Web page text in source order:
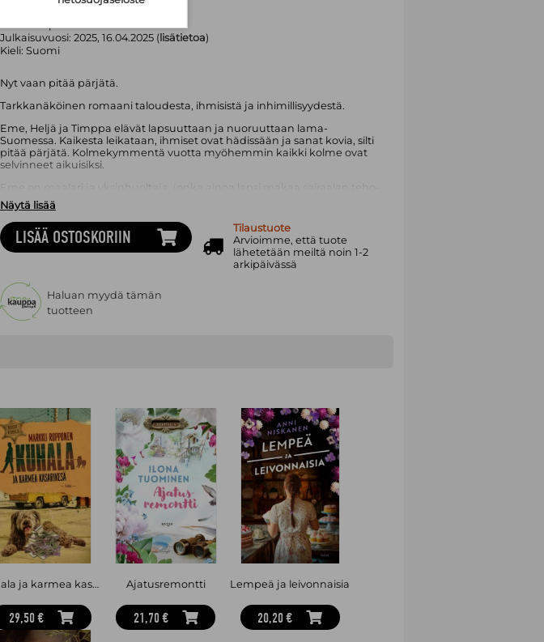
Julkaisuvuosi: 2025, 16.04.2025 (lisätietoa)
Kieli: Suomi
Nyt vaan pitää pärjätä.
Tarkkanäköinen romaani taloudesta, ihmisistä ja inhimillisyydestä.
Eme, Heljä ja Timppa elävät lapsuuttaan ja nuoruuttaan lama-
Suomessa. Kaikesta leikataan, ihmiset ovat hädissään ja sanat kovia, silti
pitää pärjätä. Kolmekymmentä vuotta myöhemmin kaikki kolme ovat
selvinneet aikuisiksi.
Eme on maalari ja yksinhuoltaja, jonka ainoa lapsi makaa sairaalan teho-
osastolla kaaduttuaan ostarilla hämärissä olosuhteissa. Mitä on
tapahtunut?
Timppa on it-asiantuntija, jonka elämä on ihan hyvää, mutta silti on koko
ajan hankala olla.
Heljä on psykoterapeutti, joka ei muista milloin viimeksi oli lomalla. Ja on
muutakin; kuin elämä olisi kenkä, johon hänen jalkansa ei
yksinkertaisesti mahdu.
Hanna Rytin piinaavan tarkkanäköinen romaani tarkastelee 1990-luvun
Näytä lisää
LISÄÄ OSTOSKORIIN
Tilaustuote
Arvioimme, että tuote
lähetetään meiltä noin 1-2
arkipäivässä
Haluan myydä tämän
tuotteen
Kuhala ja karmea kasarikesä
29,50 €
Ajatusremontti
21,70 €
Lempeä ja leivonnaisia
20,20 €